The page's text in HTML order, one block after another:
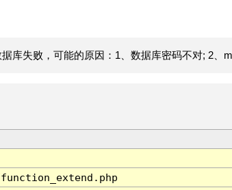
库失败，可能的原因：1、数据库密码不对; 2、